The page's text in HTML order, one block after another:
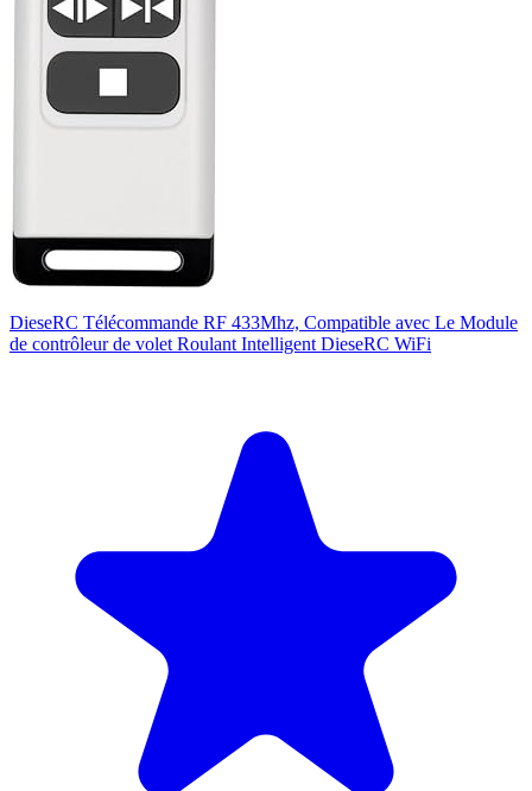
DieseRC Télécommande RF 433Mhz, Compatible avec Le Module
de contrôleur de volet Roulant Intelligent DieseRC WiFi